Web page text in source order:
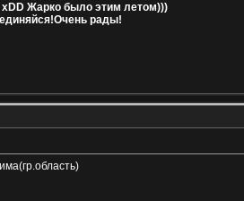
Жарко было этим летом)))
рады!